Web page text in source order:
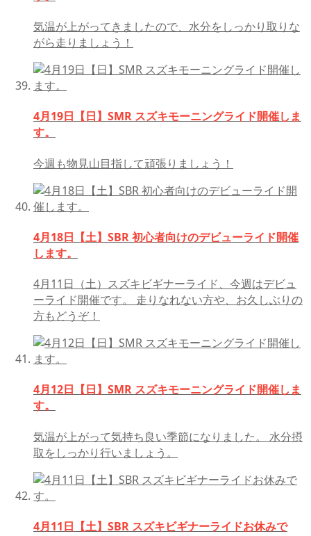
気温が上がってきましたので、水分をしっかり取りな
がら走りましょう！
4月19日【日】SMR スズキモーニングライド開催しま
す。
今週も物見山目指して頑張りましょう！
4月18日【土】SBR 初心者向けのデビューライド開催
します。
4月11日（土）スズキビギナーライド、今週はデビュ
ーライド開催です。 走りなれない方や、お久しぶりの
方もどうぞ！
4月12日【日】SMR スズキモーニングライド開催しま
す。
気温が上がって気持ち良い季節になりました。 水分摂
取をしっかり行いましょう。
4月11日【土】SBR スズキビギナーライドお休みで